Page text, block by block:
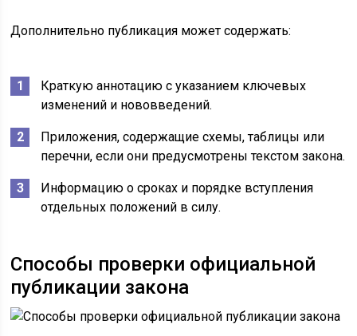
Дополнительно публикация может содержать:
Краткую аннотацию с указанием ключевых
изменений и нововведений.
Приложения, содержащие схемы, таблицы или
перечни, если они предусмотрены текстом закона.
Информацию о сроках и порядке вступления
отдельных положений в силу.
Способы проверки официальной
публикации закона